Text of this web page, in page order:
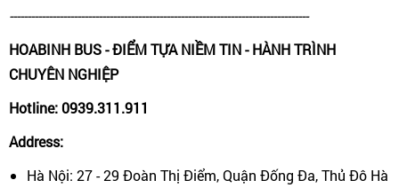
------------------------------------------------------------------------------------
HOABINH BUS - ĐIỂM TỰA NIỀM TIN - HÀNH TRÌNH
CHUYÊN NGHIỆP
Hotline: 0939.311.911
Address:
Hà Nội: 27 - 29 Đoàn Thị Điểm, Quận Đống Đa, Thủ Đô Hà